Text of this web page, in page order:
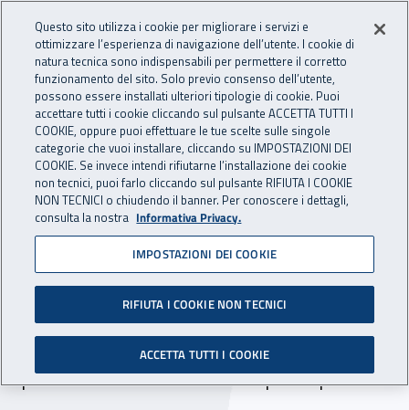
INAIL - Istituto Nazionale
Apri cerca
Navigazione principale
Navigazione - Ti trovi in:
Home Inail comunica Scadenze Scadenza
Indette 4 procedure di
reclutamento di personale
a tempo pieno e
indeterminato
Scade il 10 ottobre 2023 il termine per la
presentazione delle domande di partecipazione.
Questo sito utilizza i cookie per migliorare i servizi e
ottimizzare l’esperienza di navigazione dell’utente. I cookie di
natura tecnica sono indispensabili per permettere il corretto
funzionamento del sito. Solo previo consenso dell’utente,
possono essere installati ulteriori tipologie di cookie. Puoi
accettare tutti i cookie cliccando sul pulsante ACCETTA TUTTI I
COOKIE, oppure puoi effettuare le tue scelte sulle singole
categorie che vuoi installare, cliccando su IMPOSTAZIONI DEI
COOKIE. Se invece intendi rifiutarne l’installazione dei cookie
non tecnici, puoi farlo cliccando sul pulsante RIFIUTA I COOKIE
NON TECNICI o chiudendo il banner. Per conoscere i dettagli,
consulta la nostra Informativa Privacy.
IMPOSTAZIONI DEI COOKIE
RIFIUTA I COOKIE NON TECNICI
ACCETTA TUTTI I COOKIE